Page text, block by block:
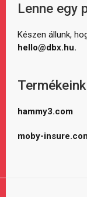
Lenne egy
Készen állunk,
hello@dbx.hu.
Termékeink
hammy3.com
moby-